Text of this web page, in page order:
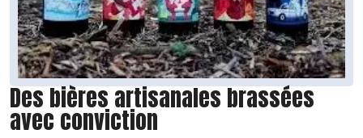
Des bières artisanales brassées
avec conviction